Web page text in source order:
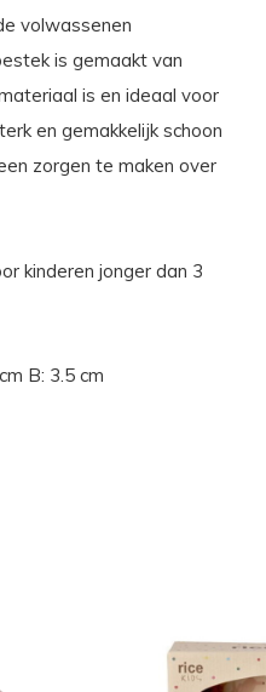
volwassenen
is gemaakt van
is en ideaal voor
en gemakkelijk schoon
zorgen te maken over
kinderen jonger dan 3
B: 3.5 cm